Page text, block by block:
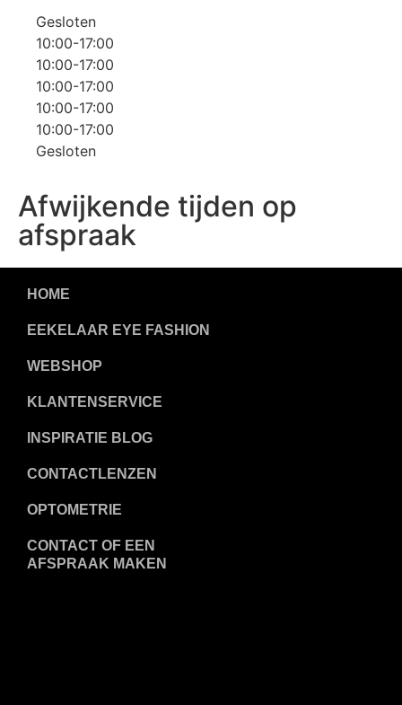
Gesloten
10:00-17:00
10:00-17:00
10:00-17:00
10:00-17:00
10:00-17:00
Gesloten
Afwijkende tijden op
afspraak
HOME
EEKELAAR EYE FASHION
WEBSHOP
KLANTENSERVICE
INSPIRATIE BLOG
CONTACTLENZEN
OPTOMETRIE
CONTACT OF EEN
AFSPRAAK MAKEN